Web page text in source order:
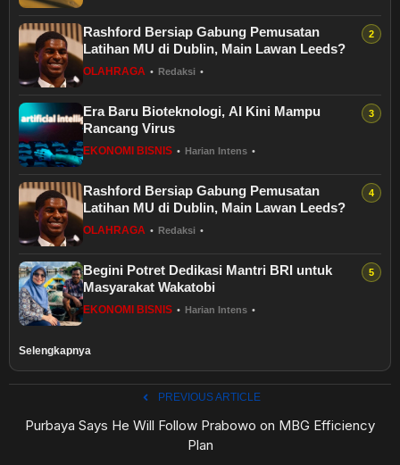
Rashford Bersiap Gabung Pemusatan
Latihan MU di Dublin, Main Lawan Leeds?
OLAHRAGA • Redaksi •
Era Baru Bioteknologi, AI Kini Mampu
Rancang Virus
EKONOMI BISNIS • Harian Intens •
Rashford Bersiap Gabung Pemusatan
Latihan MU di Dublin, Main Lawan Leeds?
OLAHRAGA • Redaksi •
Begini Potret Dedikasi Mantri BRI untuk
Masyarakat Wakatobi
EKONOMI BISNIS • Harian Intens •
Selengkapnya
PREVIOUS ARTICLE
Purbaya Says He Will Follow Prabowo on MBG Efficiency
Plan